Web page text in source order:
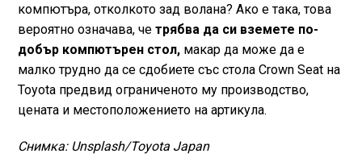
компютъра, отколкото зад волана? Ако е така, това
вероятно означава, четрябва да си вземете по-
добър компютърен стол,макар да може да е
малко трудно да се сдобиете със стола Crown Seat на
Toyota предвид ограниченото му производство,
цената и местоположението на артикула.
Снимка: Unsplash/Toyota Japan